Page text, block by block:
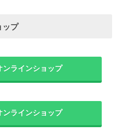
ップ
ンラインショップ
ンラインショップ